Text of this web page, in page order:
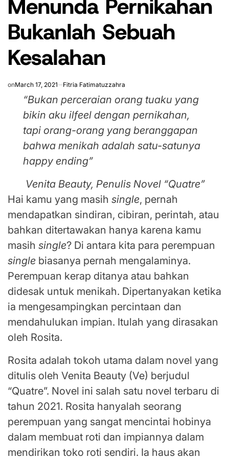
Menunda Pernikahan
Bukanlah Sebuah
Kesalahan
onMarch 17, 2021 Fitria Fatimatuzzahra
“Bukan perceraian orang tuaku yang
bikin aku ilfeel dengan pernikahan,
tapi orang-orang yang beranggapan
bahwa menikah adalah satu-satunya
happy ending”
Venita Beauty, Penulis Novel “Quatre”
Hai kamu yang masih single, pernah
mendapatkan sindiran, cibiran, perintah, atau
bahkan ditertawakan hanya karena kamu
masih single? Di antara kita para perempuan
single biasanya pernah mengalaminya.
Perempuan kerap ditanya atau bahkan
didesak untuk menikah. Dipertanyakan ketika
ia mengesampingkan percintaan dan
mendahulukan impian. Itulah yang dirasakan
oleh Rosita.
Rosita adalah tokoh utama dalam novel yang
ditulis oleh Venita Beauty (Ve) berjudul
“Quatre”. Novel ini salah satu novel terbaru di
tahun 2021. Rosita hanyalah seorang
perempuan yang sangat mencintai hobinya
dalam membuat roti dan impiannya dalam
mendirikan toko roti sendiri. Ia haus akan